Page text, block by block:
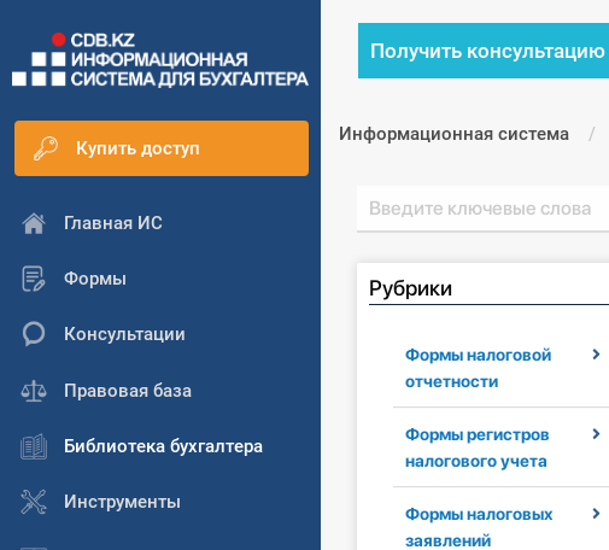
Купить доступ
Главная ИС
Формы
Консультации
Правовая база
Библиотека бухгалтера
Инструменты
Получить консультацию
Информационная система
Рубрики
Формы налоговой
отчетности
Формы регистров
налогового учета
Формы налоговых
заявлений